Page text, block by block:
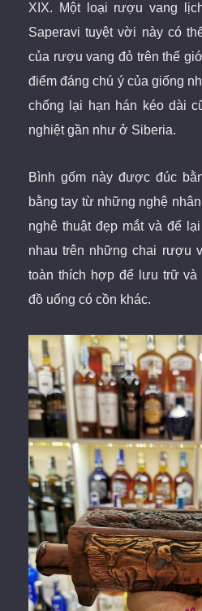
XIX. Một loại rượu vang
Saperavi tuyệt vời này có
của rượu vang đỏ trên thế
điểm đáng chú ý của giống
chống lại hạn hán kéo dài
nghiệt gần như ở Siberia.
Bình gốm này được đúc
bằng tay từ những nghệ
nghê thuật đẹp mắt và để
nhau trên những chai rượu
toàn thích hợp để lưu trữ
đồ uống có cồn khác.